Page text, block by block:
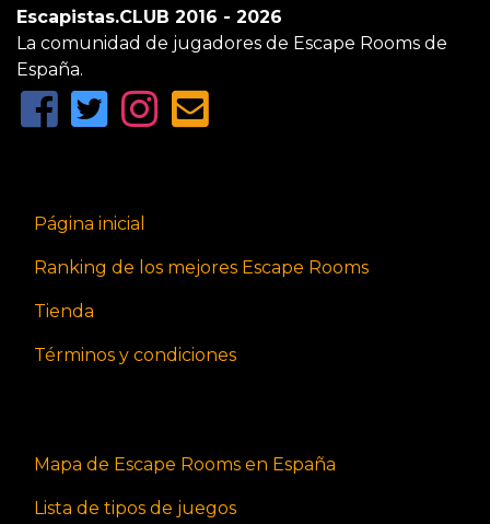
Escapistas.CLUB 2016 - 2026
La comunidad de jugadores de Escape Rooms de
España.
Página inicial
Ranking de los mejores Escape Rooms
Tienda
Términos y condiciones
Mapa de Escape Rooms en España
Lista de tipos de juegos